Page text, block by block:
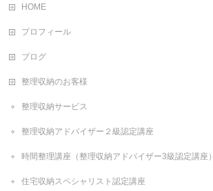
HOME
プロフィール
ブログ
整理収納のお客様
整理収納サービス
整理収納アドバイザー２級認定講座
時間整理講座（整理収納アドバイザー3級認定講座）
住宅収納スペシャリスト認定講座